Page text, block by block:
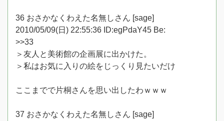
36 おさかなくわえた名無しさん [sage]
2010/05/09(日) 22:55:36 ID:egPdaY45 Be:
>>33
＞友人と美術館の企画展に出かけた。
＞私はお気に入りの絵をじっくり見たいだけ
ここまでで片桐さんを思い出したわｗｗｗ
37 おさかなくわえた名無しさん [sage]